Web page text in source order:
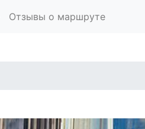
Отзывы о маршруте